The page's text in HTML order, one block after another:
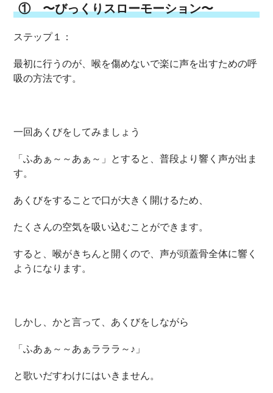
① 〜びっくりスローモーション〜
ステップ１：
最初に行うのが、喉を傷めないで楽に声を出すための呼
吸の方法です。
一回あくびをしてみましょう
「ふあぁ～～あぁ～」とすると、普段より響く声が出ま
す。
あくびをすることで口が大きく開けるため、
たくさんの空気を吸い込むことができます。
すると、喉がきちんと開くので、声が頭蓋骨全体に響く
ようになります。
しかし、かと言って、あくびをしながら
「ふあぁ～～あぁラララ～♪」
と歌いだすわけにはいきません。